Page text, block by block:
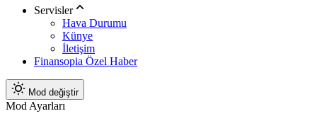
Servisler
Hava Durumu
Künye
İletişim
Finansopia Özel Haber
Mod değiştir
Mod Ayarları